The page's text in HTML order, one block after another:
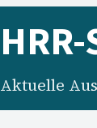
HRR-
Aktuelle